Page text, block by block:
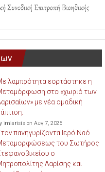
λαμπρότητα εορτάστηκε η
στο «χωριό των
με νέα ομαδική
imlarisis on Αυγ 7, 2026
πανηγυρίζοντα Ιερό Ναό
του Σωτήρος
ο
Λαρίσης και